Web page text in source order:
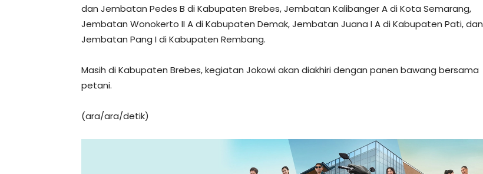
dan Jembatan Pedes B di Kabupaten Brebes, Jembatan Kalibanger A di Kota Semarang,
Jembatan Wonokerto II A di Kabupaten Demak, Jembatan Juana I A di Kabupaten Pati, dan
Jembatan Pang I di Kabupaten Rembang.
Masih di Kabupaten Brebes, kegiatan Jokowi akan diakhiri dengan panen bawang bersama
petani.
(ara/ara/detik)